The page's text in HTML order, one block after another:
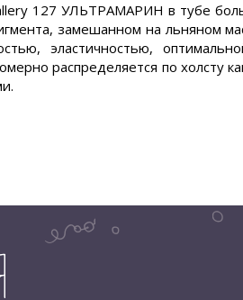
127 УЛЬТРАМАРИН в тубе
замешанном на льняном
эластичностью,
распределяется по холсту